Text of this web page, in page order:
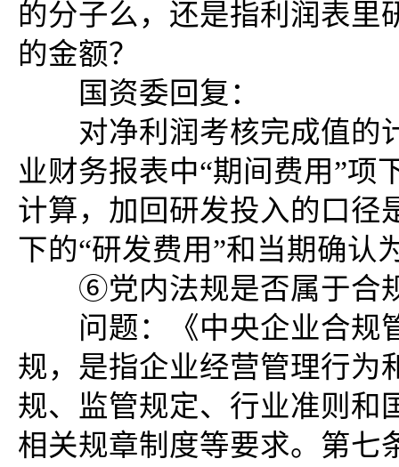
的分子么，还是指利润表里
的金额？
国资委回复：
对净利润考核完成值的
业财务报表中“期间费用”项
计算，加回研发投入的口径
下的“研发费用”和当期确认
⑥党内法规是否属于合
问题：《中央企业合规
规，是指企业经营管理行为
规、监管规定、行业准则和
相关规章制度等要求。第七